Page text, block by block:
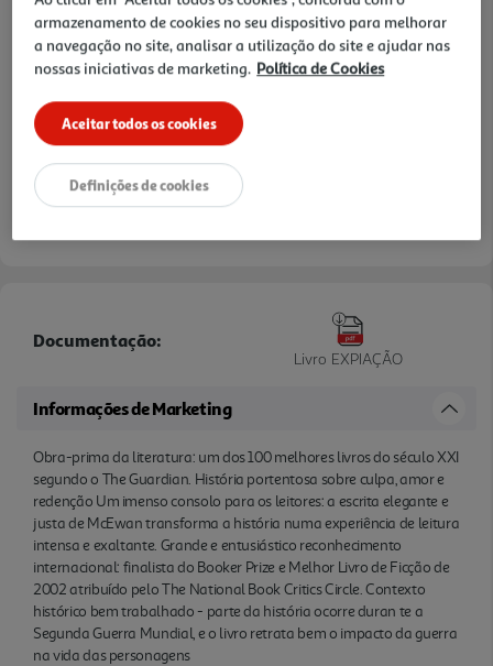
a Segunda Guerra Mundial, e o livro retrata bem o
impacto da guerra na vida das personagens
Documentação:
Livro EXPIAÇÃO
Informações de Marketing
Obra-prima da literatura: um dos 100 melhores livros do século XXI
segundo o The Guardian. História portentosa sobre culpa, amor e
redenção Um imenso consolo para os leitores: a escrita elegante e
justa de McEwan transforma a história numa experiência de leitura
intensa e exaltante. Grande e entusiástico reconhecimento
internacional: finalista do Booker Prize e Melhor Livro de Ficção de
2002 atribuído pelo The National Book Critics Circle. Contexto
histórico bem trabalhado - parte da história ocorre duran te a
Segunda Guerra Mundial, e o livro retrata bem o impacto da guerra
na vida das personagens
armazenamento de cookies no seu dispositivo para melhorar
a navegação no site, analisar a utilização do site e ajudar nas
nossas iniciativas de marketing. Política de Cookies
Aceitar todos os cookies
Definições de cookies